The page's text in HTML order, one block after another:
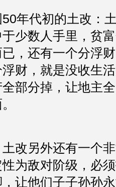
年代初的土改：
少数人手里，贫
，还有一个分浮
财，就是没收生
部分掉，让地主
改另外还有一个
为敌对阶级，必
让他们子子孙孙